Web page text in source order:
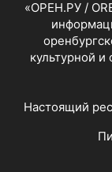
«ОРЕН.РУ /
культурной
Настоящий